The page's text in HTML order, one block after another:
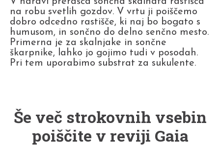
na robu svetlih gozdov. V vrtu ji poiščemo
dobro odcedno rastišče, ki naj bo bogato s
humusom, in sončno do delno senčno mesto.
Primerna je za skalnjake in sončne
škarpnike, lahko jo gojimo tudi v posodah.
Pri tem uporabimo substrat za sukulente.
Še več strokovnih vsebin
poiščite v reviji Gaia